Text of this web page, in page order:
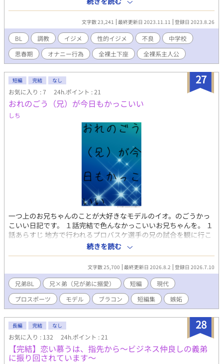
す。 時代は昭和、不良がいる荒れた学校の物語
文字数 23,241 最終更新日 2023.11.11 登録日 2023.8.26
BL 調教 イジメ 性的イジメ 不良
中学校
思春期
オナニー行為 全裸土下座 全裸系主人公
27
短編 完結 なし
お気に入り : 7 24h.ポイント : 21
おれのごう（兄）が今日もかっこいい
しち
一つ上のお兄ちゃんのことが大好きなモデルのイオ。のごうかっ
こいい日記です。 １話完結で色んなかっこいいお兄ちゃんを。 １
話あらすじ 地方で行われるプロバスケ選手の兄の試合を観に行こ
うとするモデルの弟。 なのに優しい兄はあまり良い顔をしなくて
──？な話。 ２話 休日にふたりでデートする兄弟。モデルの弟は
たくさん服に悩んでオシャレして……甘くて幸せ、な何気ない一
日。 ３話 撮影で知り合ったカメラマンとメッセージのやりとりを
する庵。豪と会ってる間も鳴り続ける通知、庵の何気ない告白に
豪の我慢は……。嫉妬エロあり。 ４話 スーパーに買い物に行く兄
弟。庵の欲しいものに気付いた豪の行動に好きはまた積み重なり
──。仲良し兄弟の顔をしながら、ひっそりと恋を育むふたり。
５話 二人でいる時に庵を庇って怪我をする豪。 無理はしない、と
言いながらいつも通り試合に出る豪に庵は──。 弟によるごう
（兄）かっこいいシリーズ、一旦最終話です。情緒エロ？あり。
続きを読む
文字数 25,700 最終更新日 2026.8.2 登録日 2026.7.10
兄弟BL 兄×弟（兄が弟に搦愛） 短編
現代
プロスポーツ
モデル ブラコン 短編集 嫉妬
28
長編 完結 なし
お気に入り : 132 24h.ポイント : 21
【完結】恋い慕うは、指先から〜ビジネス仲良しの義弟
に振り回されています〜